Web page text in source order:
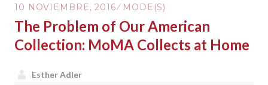
10 NOVIEMBRE, 2016 MODE(S)
The Problem of Our American
Collection: MoMA Collects at Home
Esther Adler